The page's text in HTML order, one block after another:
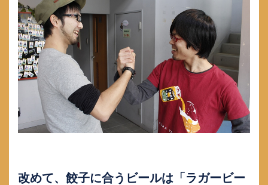
改めて、餃子に合うビールは「ラガービー